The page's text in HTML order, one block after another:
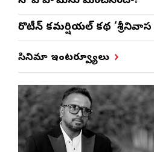
రొటీన్‌ కమర్షియల్‌ కథ ‘శ్రీనివాస
సినిమా ఇంటర్వ్యూలు